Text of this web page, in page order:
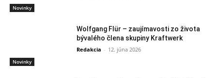
Novinky
Novinky
Wolfgang Flür – zaujímavosti zo života
bývalého člena skupiny Kraftwerk
Redakcia - 12. júna 2026